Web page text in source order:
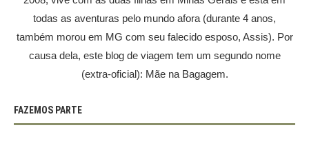
todas as aventuras pelo mundo afora (durante 4 anos,
também morou em MG com seu falecido esposo, Assis). Por
causa dela, este blog de viagem tem um segundo nome
(extra-oficial): Mãe na Bagagem.
FAZEMOS PARTE